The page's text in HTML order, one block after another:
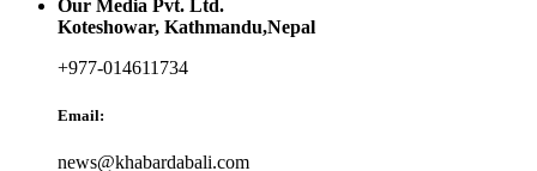
Our Media Pvt. Ltd.
Koteshowar, Kathmandu,Nepal
+977-014611734
Email:
news@khabardabali.com